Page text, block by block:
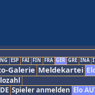
ESP FAI FIN FRA GER GRE INA
Galerie Meldekartei
Spieler anmelden Elo